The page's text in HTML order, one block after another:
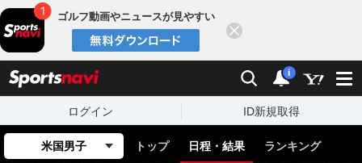
ゴルフ動画やニュースが見やすい
検索 通知
i
ログイン ID新規取得
米国男子 トップ 日程・結果 ランキング